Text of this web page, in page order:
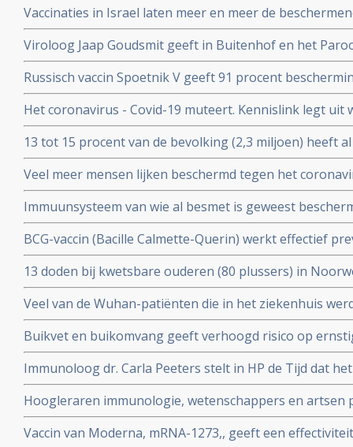
Vaccinaties in Israel laten meer en meer de
een maand meer jongeren opgenomen dan ouderen in
Viroloog Jaap Goudsmit geeft in Buitenhof en het
snel van de maatregelen afkomen. Vaccineer alle 60
Russisch vaccin Spoetnik V geeft 91 procent
procent bescherming tegen ernstig ziek worden. Blijkt
tussenresultaten
Het coronavirus - Covid-19 muteert. Kennislink legt uit
vaccins bv.
13 tot 15 procent van de bevolking (2,3 miljoen) heeft
coronavirus aangemaakt en hebben al langdurende
opgebouwd. Blijkt uit onderzoek van bloedbank
bloeddonoren.
Veel meer mensen lijken beschermd tegen het
gedacht. Door vroegere besmettingen met
immuniteit opgebouwd.
Immuunsysteem van wie al besmet is geweest
uit ons immuunsysteem ook tegen nieuwe mutaties
Braziliaanse mutaties van het coronavirus - Covid-19
BCG-vaccin (Bacille Calmette-Querin) werkt effectief
ziekten – mogelijk ook tegen COVID-19. RADBOUD
uitstekende resultaten uit studie met ouderen.
13 doden bij kwetsbare ouderen (80 plussers) in
vaccin van Pfizer of Moderna.
Veel van de Wuhan-patiënten die in het ziekenhuis
had zes maanden later nog steeds symptomen, zo
Buikvet en buikomvang geeft verhoogd risico op
coronavirus - Covid-19 blijkt uit Nederlandse studie
Immunoloog dr. Carla Peeters stelt in HP de Tijd dat
risico's is. En onderbouwt dat met ervaringen met het
Hoogleraren immunologie, wetenschappers en artsen
vitamine D tegen Covid-19. Er is steeds meer bewijs
coronavirus - Covid-19
Vaccin van Moderna, mRNA-1273,, geeft een